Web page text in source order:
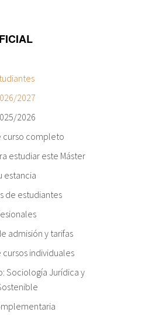
2027
2026
curso completo
estudiar este Máster
estancia
de estudiantes
admisión y tarifas
individuales
Sociología Jurídica y